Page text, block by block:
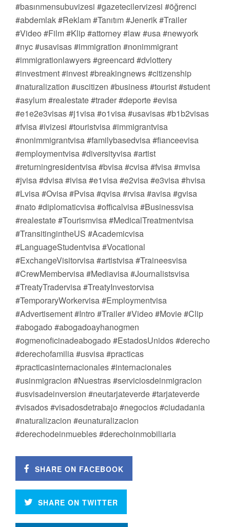
#basınmensubuvizesi #gazetecilervizesi #öğrenci
#abdemlak #Reklam #Tanıtım #Jenerik #Trailer
#Video #Film #Klip #attorney #law #usa #newyork
#nyc #usavisas #immigration #nonimmigrant
#immigrationlawyers #greencard #dvlottery
#investment #invest #breakingnews #citizenship
#naturalization #uscitizen #business #tourist #student
#asylum #realestate #trader #deporte #evisa
#e1e2e3visas #j1visa #o1visa #usavisas #b1b2visas
#fvisa #ivizesi #touristvisa #immigrantvisa
#nonimmigrantvisa #familybasedvisa #fianceevisa
#employmentvisa #diversityvisa #artist
#returningresidentvisa #bvisa #cvisa #fvisa #mvisa
#jvisa #dvisa #ivisa #e1visa #e2visa #e3visa #hvisa
#Lvisa #Ovisa #Pvisa #qvisa #rvisa #avisa #gvisa
#nato #diplomaticvisa #officalvisa #Businessvisa
#realestate #Tourismvisa #MedicalTreatmentvisa
#TransitingintheUS #Academicvisa
#LanguageStudentvisa #Vocational
#ExchangeVisitorvisa #artistvisa #Traineesvisa
#CrewMembervisa #Mediavisa #Journalistsvisa
#TreatyTradervisa #TreatyInvestorvisa
#TemporaryWorkervisa #Employmentvisa
#Advertisement #Intro #Trailer #Video #Movie #Clip
#abogado #abogadoayhanogmen
#ogmenoficinadeabogado #EstadosUnidos #derecho
#derechofamilia #usvisa #practicas
#practicasinternacionales #internacionales
#usinmigracion #Nuestras #serviciosdeinmigracion
#usvisadeinversion #neutarjateverde #tarjateverde
#visados #visadosdetrabajo #negocios #ciudadania
#naturalizacion #eunaturalizacion
#derechodeinmuebles #derechoinmobiliaria
SHARE ON FACEBOOK
SHARE ON TWITTER